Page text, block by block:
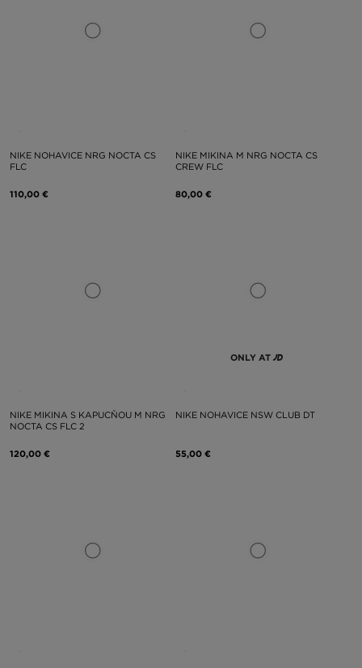
NIKE NOHAVICE NRG NOCTA CS
FLC
110,00 €
NIKE MIKINA M NRG NOCTA CS
CREW FLC
80,00 €
NIKE MIKINA S KAPUCŇOU M NRG
NOCTA CS FLC 2
120,00 €
ONLY AT
NIKE NOHAVICE NSW CLUB DT
55,00 €